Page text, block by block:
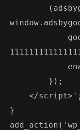
        });
    </script>';
}